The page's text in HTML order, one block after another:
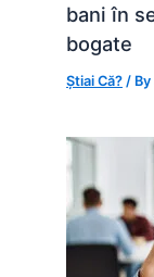
bani în
bogate
Știai Că? / By